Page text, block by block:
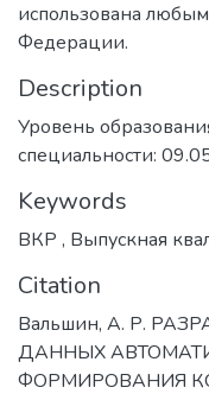
использована
Федерации.
Description
Уровень
специальности:
Keywords
ВКР , Выпускная
Citation
Вальшин, А. Р.
ДАННЫХ
ФОРМИРОВАНИЯ